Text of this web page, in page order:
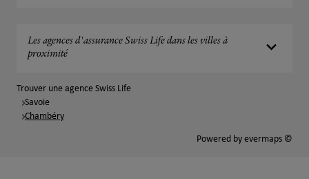
Les agences d'assurance Swiss Life dans les villes à
proximité
Trouver une agence Swiss Life
Savoie
Chambéry
Powered by evermaps ©